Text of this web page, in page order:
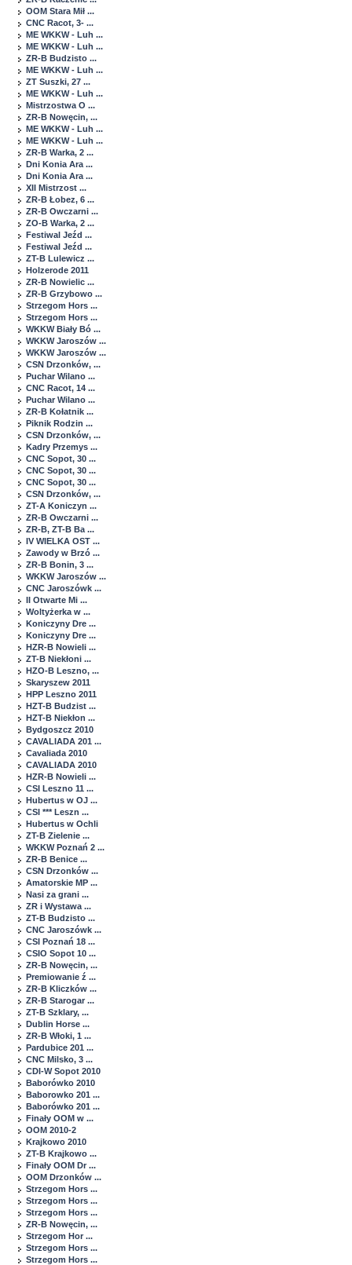
OOM Stara Mił ...
CNC Racot, 3- ...
ME WKKW - Luh ...
ME WKKW - Luh ...
ZR-B Budzisto ...
ME WKKW - Luh ...
ZT Suszki, 27 ...
ME WKKW - Luh ...
Mistrzostwa O ...
ZR-B Nowęcin, ...
ME WKKW - Luh ...
ME WKKW - Luh ...
ZR-B Warka, 2 ...
Dni Konia Ara ...
Dni Konia Ara ...
XII Mistrzost ...
ZR-B Łobez, 6 ...
ZR-B Owczarni ...
ZO-B Warka, 2 ...
Festiwal Jeźd ...
Festiwal Jeźd ...
ZT-B Lulewicz ...
Holzerode 2011
ZR-B Nowielic ...
ZR-B Grzybowo ...
Strzegom Hors ...
Strzegom Hors ...
WKKW Biały Bó ...
WKKW Jaroszów ...
WKKW Jaroszów ...
CSN Drzonków, ...
Puchar Wilano ...
CNC Racot, 14 ...
Puchar Wilano ...
ZR-B Kołatnik ...
Piknik Rodzin ...
CSN Drzonków, ...
Kadry Przemys ...
CNC Sopot, 30 ...
CNC Sopot, 30 ...
CNC Sopot, 30 ...
CSN Drzonków, ...
ZT-A Koniczyn ...
ZR-B Owczarni ...
ZR-B, ZT-B Ba ...
IV WIELKA OST ...
Zawody w Brzó ...
ZR-B Bonin, 3 ...
WKKW Jaroszów ...
CNC Jaroszówk ...
II Otwarte Mi ...
Woltyżerka w ...
Koniczyny Dre ...
Koniczyny Dre ...
HZR-B Nowieli ...
ZT-B Niekłoni ...
HZO-B Leszno, ...
Skaryszew 2011
HPP Leszno 2011
HZT-B Budzist ...
HZT-B Niekłon ...
Bydgoszcz 2010
CAVALIADA 201 ...
Cavaliada 2010
CAVALIADA 2010
HZR-B Nowieli ...
CSI Leszno 11 ...
Hubertus w OJ ...
CSI *** Leszn ...
Hubertus w Ochli
ZT-B Zielenie ...
WKKW Poznań 2 ...
ZR-B Benice ...
CSN Drzonków ...
Amatorskie MP ...
Nasi za grani ...
ZR i Wystawa ...
ZT-B Budzisto ...
CNC Jaroszówk ...
CSI Poznań 18 ...
CSIO Sopot 10 ...
ZR-B Nowęcin, ...
Premiowanie ź ...
ZR-B Kliczków ...
ZR-B Starogar ...
ZT-B Szklary, ...
Dublin Horse ...
ZR-B Włoki, 1 ...
Pardubice 201 ...
CNC Milsko, 3 ...
CDI-W Sopot 2010
Baborówko 2010
Baborowko 201 ...
Baborówko 201 ...
Finały OOM w ...
OOM 2010-2
Krajkowo 2010
ZT-B Krajkowo ...
Finały OOM Dr ...
OOM Drzonków ...
Strzegom Hors ...
Strzegom Hors ...
Strzegom Hors ...
ZR-B Nowęcin, ...
Strzegom Hor ...
Strzegom Hors ...
Strzegom Hors ...